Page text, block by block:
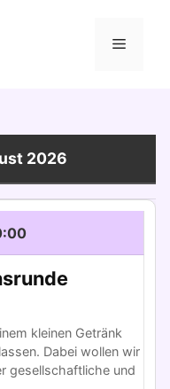
Menü
2026
kleinen Getränk
Dabei wollen wir
gesellschaftliche und